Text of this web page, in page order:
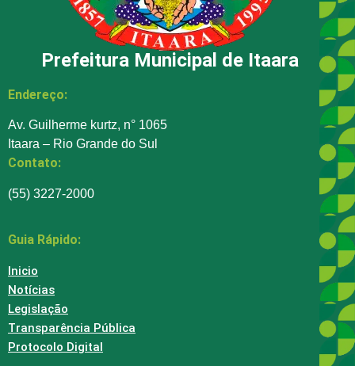
Prefeitura Municipal de Itaara
Endereço:
Av. Guilherme kurtz, n° 1065
Itaara – Rio Grande do Sul
Contato:
(55) 3227-2000
Guia Rápido:
Inicio
Notícias
Legislação
Transparência Pública
Protocolo Digital